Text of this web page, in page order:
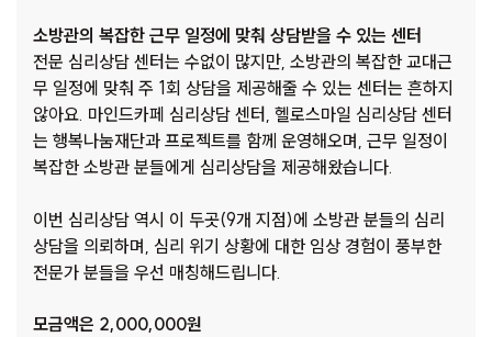
소방관의 복잡한 근무 일정에 맞춰 상담받을 수 있는 센터
전문 심리상담 센터는 수없이 많지만, 소방관의 복잡한 교대근
무 일정에 맞춰 주 1회 상담을 제공해줄 수 있는 센터는 흔하지
않아요. 마인드카페 심리상담 센터, 헬로스마일 심리상담 센터
는 행복나눔재단과 프로젝트를 함께 운영해오며, 근무 일정이
복잡한 소방관 분들에게 심리상담을 제공해왔습니다.
이번 심리상담 역시 이 두곳(9개 지점)에 소방관 분들의 심리
상담을 의뢰하며, 심리 위기 상황에 대한 임상 경험이 풍부한
전문가 분들을 우선 매칭해드립니다.
모금액은 2,000,000원